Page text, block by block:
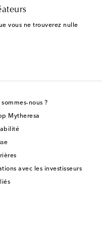
vous ne trouverez nulle
nous ?
Mytheresa
avec les investisseurs